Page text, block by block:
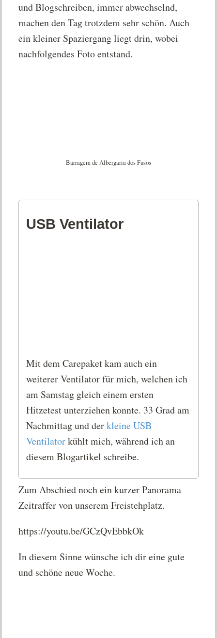
und Blogschreiben, immer abwechselnd,
machen den Tag trotzdem sehr schön. Auch
ein kleiner Spaziergang liegt drin, wobei
nachfolgendes Foto entstand.
Barragem de Albergaria dos Fusos
USB Ventilator
Mit dem Carepaket kam auch ein
weiterer Ventilator für mich, welchen ich
am Samstag gleich einem ersten
Hitzetest unterziehen konnte. 33 Grad am
Nachmittag und derkleine USB
Ventilatorkühlt mich, während ich an
diesem Blogartikel schreibe.
Zum Abschied noch ein kurzer Panorama
Zeitraffer von unserem Freistehplatz.
https://youtu.be/GCzQvEbbkOk
In diesem Sinne wünsche ich dir eine gute
und schöne neue Woche.